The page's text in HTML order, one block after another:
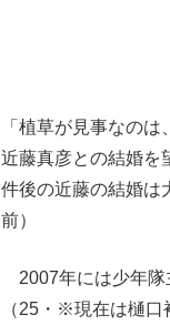
「植草が見事なの
近藤真彦との結婚を
件後の近藤の結婚は
前）
2007年には少年隊
（25・※現在は樋